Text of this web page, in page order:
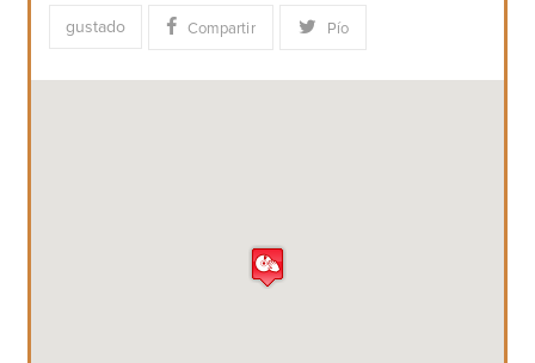
gustado Compartir Pío